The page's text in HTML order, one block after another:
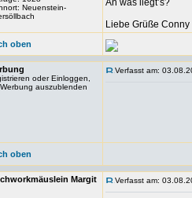
Neuenstein-
An was liegt’s?
Liebe Grüße Conny
oben
oder Einloggen,
auszublenden
Verfasst am:
oben
Margit Verfasst am: